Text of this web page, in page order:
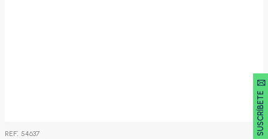
SUSCRÍBETE 🖂
: 54637